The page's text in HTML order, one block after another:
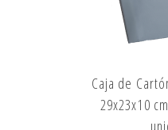
Caja de
29x23x10